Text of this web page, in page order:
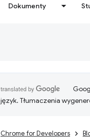
Dokumenty
język. Tłumaczenia
Chrome for Developers